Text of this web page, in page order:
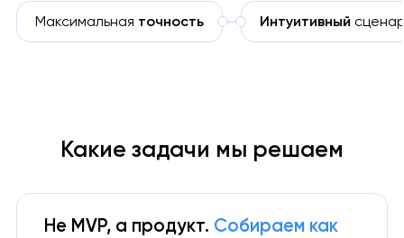
Максимальная точность Интуитивный
Какие задачи мы решаем
Не MVP, а продукт. Собираем как